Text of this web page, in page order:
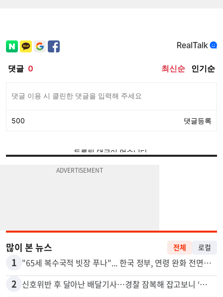
많이 본 뉴스
1 "65세 복수국적 빗장 푸나"... 한국 정부, 연령 완화 전면 추진